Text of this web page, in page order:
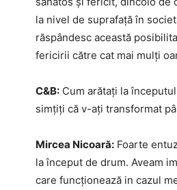
la nivel de suprafață în
răspândesc această
fericirii către cat mai mulți
C&B: Cum arătați la
simțiți că v-ați transformat
Mircea Nicoară: Foarte
la început de drum. Aveam
care funcționează in cazul